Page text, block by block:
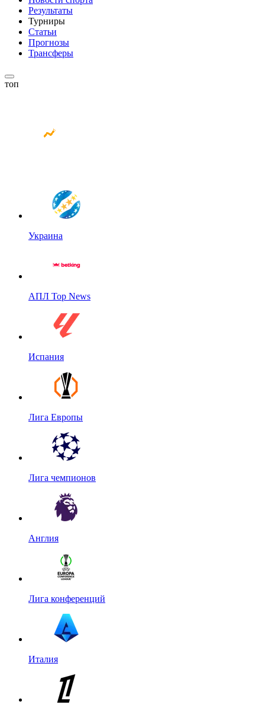
Результаты
Турниры
Статьи
Прогнозы
Трансферы
топ
Украина
АПЛ Top News
Испания
Лига Европы
Лига чемпионов
Англия
Лига конференций
Италия